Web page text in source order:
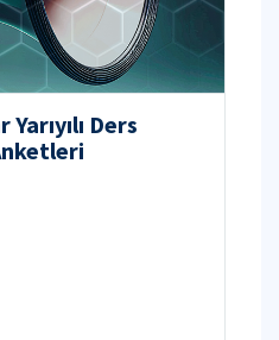
Ders